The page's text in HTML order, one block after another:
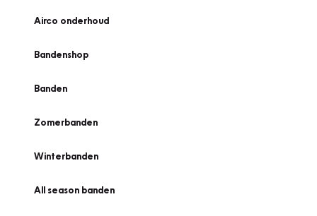
Airco onderhoud
Bandenshop
Banden
Zomerbanden
Winterbanden
All season banden